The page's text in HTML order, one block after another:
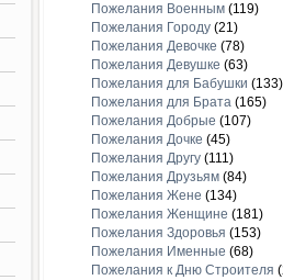
Пожелания Военным (119)
Пожелания Городу (21)
Пожелания Девочке (78)
Пожелания Девушке (63)
Пожелания для Бабушки (133)
Пожелания для Брата (165)
Пожелания Добрые (107)
Пожелания Дочке (45)
Пожелания Другу (111)
Пожелания Друзьям (84)
Пожелания Жене (134)
Пожелания Женщине (181)
Пожелания Здоровья (153)
Пожелания Именные (68)
Пожелания к Дню Строителя